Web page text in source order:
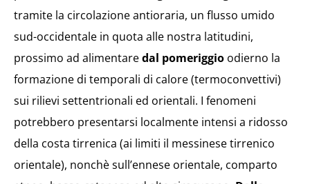
tramite la circolazione antioraria, un flusso umido
sud-occidentale in quota alle nostra latitudini,
prossimo ad alimentaredal pomeriggio odierno la
formazione di temporali di calore (termoconvettivi)
sui rilievi settentrionali ed orientali. I fenomeni
potrebbero presentarsi localmente intensi a ridosso
della costa tirrenica (ai limiti il messinese tirrenico
orientale), nonchè sull’ennese orientale, comparto